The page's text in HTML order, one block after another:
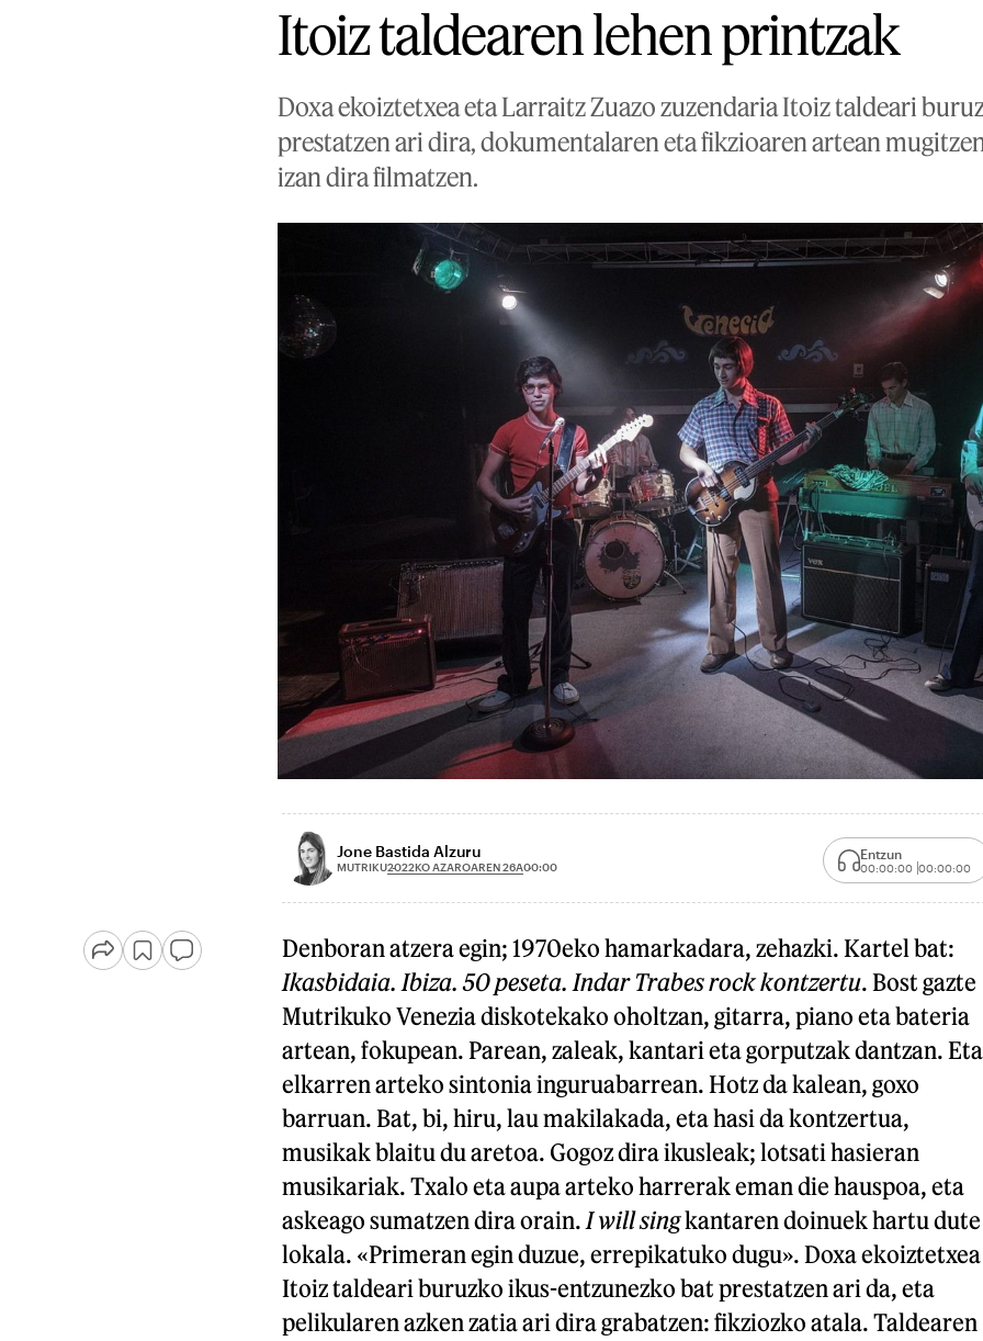
Itoiz taldearen lehen printzak
Doxa ekoiztetxea eta Larraitz Zuazo zuzendaria Itoiz taldeari
prestatzen ari dira, dokumentalaren eta fikzioaren artean
izan dira filmatzen.
Jone Bastida Alzuru
MUTRIKU2022KO AZAROAREN 26A00:00
Entzun
00:00:00 00:00:00
Denboran atzera egin; 1970eko hamarkadara, zehazki. Kartel bat:
Ikasbidaia. Ibiza. 50 peseta. Indar Trabes rock kontzertu. Bost gazte
Mutrikuko Venezia diskotekako oholtzan, gitarra, piano eta bateria
artean, fokupean. Parean, zaleak, kantari eta gorputzak dantzan. Eta
elkarren arteko sintonia inguruabarrean. Hotz da kalean, goxo
barruan. Bat, bi, hiru, lau makilakada, eta hasi da kontzertua,
musikak blaitu du aretoa. Gogoz dira ikusleak; lotsati hasieran
musikariak. Txalo eta aupa arteko harrerak eman die hauspoa, eta
askeago sumatzen dira orain. I will singkantaren doinuek hartu dute
lokala. «Primeran egin duzue, errepikatuko dugu». Doxa ekoiztetxea
Itoiz taldeari buruzko ikus-entzunezko bat prestatzen ari da, eta
pelikularen azken zatia ari dira grabatzen: fikziozko atala. Taldearen